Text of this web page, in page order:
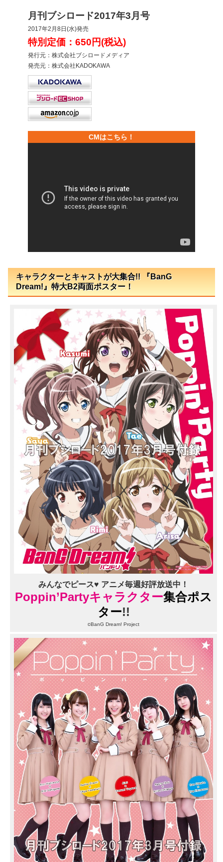
月刊ブシロード2017年3月号
2017年2月8日(水)発売
特別定価：650円(税込)
発行元：株式会社ブシロードメディア
発売元：株式会社KADOKAWA
CMはこちら！
キャラクターとキャストが大集合!! 『BanG
Dream!』特大B2両面ポスター！
みんなでピース♥ アニメ毎週好評放送中！
Poppin’Partyキャラクター集合ポス
ター!!
©BanG Dream! Project